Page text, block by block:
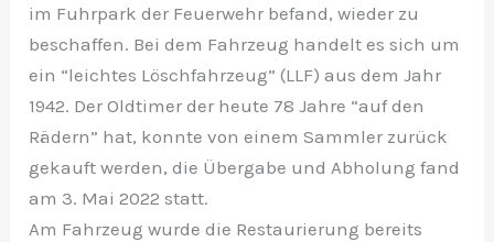
im Fuhrpark der Feuerwehr befand, wieder zu
beschaffen. Bei dem Fahrzeug handelt es sich um
ein “leichtes Löschfahrzeug” (LLF) aus dem Jahr
1942. Der Oldtimer der heute 78 Jahre “auf den
Rädern” hat, konnte von einem Sammler zurück
gekauft werden, die Übergabe und Abholung fand
am 3. Mai 2022 statt.
Am Fahrzeug wurde die Restaurierung bereits